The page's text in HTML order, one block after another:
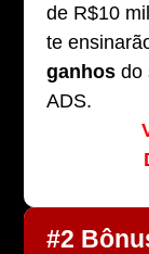
de R$10
te
ganhosdo
ADS.
#2